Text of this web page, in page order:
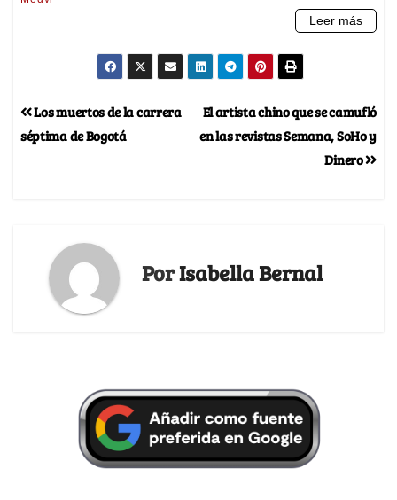
El artista chino que se camufló
en las revistas Semana, SoHo y
Dinero
Los muertos de la carrera
séptima de Bogotá
PorIsabella Bernal